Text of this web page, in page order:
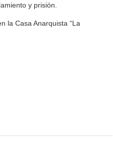
y prisión.
la Casa Anarquista “La